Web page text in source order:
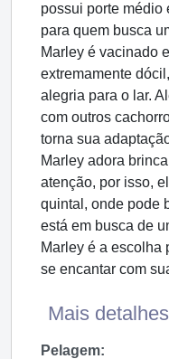
possui porte médio
para quem busca
Marley é vacinado
extremamente
alegria para o lar.
com outros
torna sua
Marley adora
atenção, por isso,
quintal, onde pode
está em busca de
Marley é a escolha
se encantar com
Mais
Pelagem: